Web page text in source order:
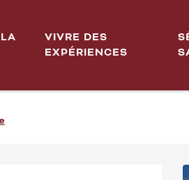
VIVRE DES
EXPÉRIENCES
GIUSEPPE